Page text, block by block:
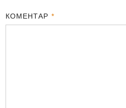
КОМЕНТАР *